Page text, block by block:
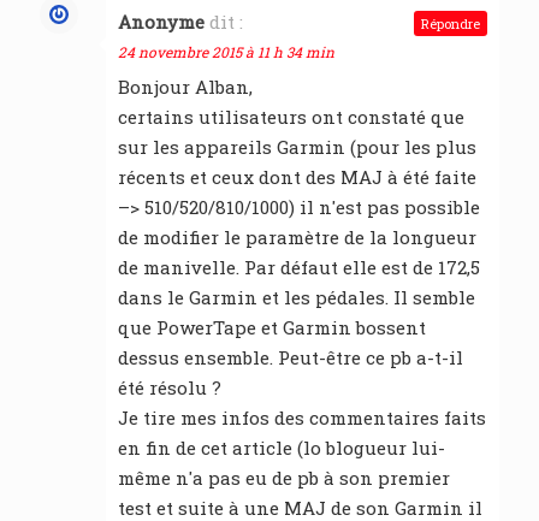
Anonyme dit :
24 novembre 2015 à 11 h 34 min
Bonjour Alban,
certains utilisateurs ont constaté que
sur les appareils Garmin (pour les plus
récents et ceux dont des MAJ à été faite
–> 510/520/810/1000) il n'est pas possible
de modifier le paramètre de la longueur
de manivelle. Par défaut elle est de 172,5
dans le Garmin et les pédales. Il semble
que PowerTape et Garmin bossent
dessus ensemble. Peut-être ce pb a-t-il
été résolu ?
Je tire mes infos des commentaires faits
en fin de cet article (lo blogueur lui-
même n'a pas eu de pb à son premier
test et suite à une MAJ de son Garmin il
Répondre